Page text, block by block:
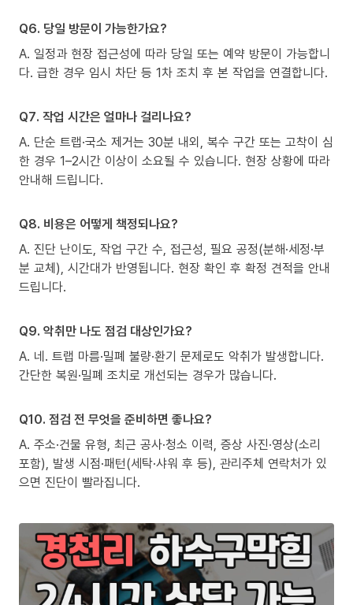
Q6. 당일 방문이 가능한가요?
A. 일정과 현장 접근성에 따라 당일 또는 예약 방문이 가능합니
다. 급한 경우 임시 차단 등 1차 조치 후 본 작업을 연결합니다.
Q7. 작업 시간은 얼마나 걸리나요?
A. 단순 트랩·국소 제거는 30분 내외, 복수 구간 또는 고착이 심
한 경우 1–2시간 이상이 소요될 수 있습니다. 현장 상황에 따라
안내해 드립니다.
Q8. 비용은 어떻게 책정되나요?
A. 진단 난이도, 작업 구간 수, 접근성, 필요 공정(분해·세정·부
분 교체), 시간대가 반영됩니다. 현장 확인 후 확정 견적을 안내
드립니다.
Q9. 악취만 나도 점검 대상인가요?
A. 네. 트랩 마름·밀폐 불량·환기 문제로도 악취가 발생합니다.
간단한 복원·밀폐 조치로 개선되는 경우가 많습니다.
Q10. 점검 전 무엇을 준비하면 좋나요?
A. 주소·건물 유형, 최근 공사·청소 이력, 증상 사진·영상(소리
포함), 발생 시점·패턴(세탁·샤워 후 등), 관리주체 연락처가 있
으면 진단이 빨라집니다.